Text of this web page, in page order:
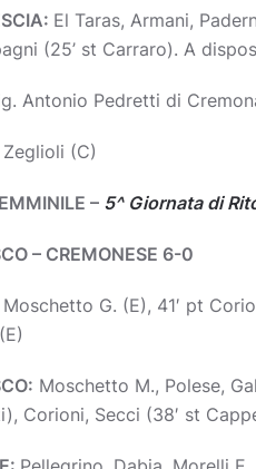
El Taras, Armani,
(25’ st Carraro). A
Antonio Pedretti di
Zeglioli (C)
– 5^ Giornata di
– CREMONESE 6-0
G. (E), 41′ pt
Moschetto M., Polese,
Corioni, Secci (38′ st